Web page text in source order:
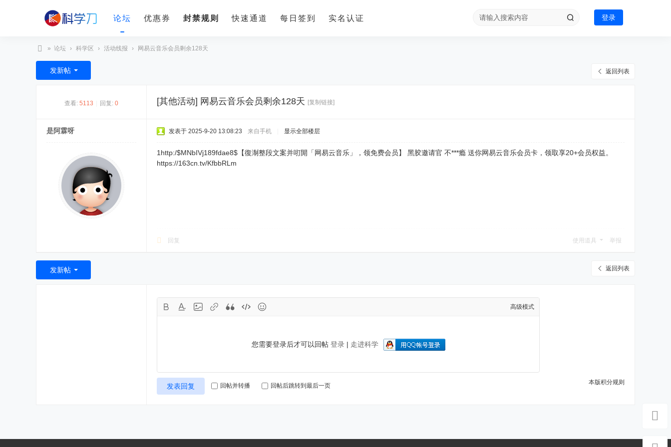
论坛 优惠券 封禁规则 快速通道 每日签到 实名认证 登录
科
学
» 论坛 › 科学区 › 活动线报 › 网易云音乐会员剩余128天
返回列表
发新帖
查看: 5113 回复: 0 [其他活动] 网易云音乐会员剩余128天 [复制链接]
是阿霖呀 发表于 2025-9-20 13:08:23 来自手机 显示全部楼层
1http:/$MNbIVj189fdae8$【復淛整段文案并咑閞「网易云音乐」，领免费会员】 黑胶邀请官 不***瘾 送你网易云音乐会员卡，领取享20+会员权益。
https://163cn.tv/KfbbRLm
回复 使用道具 举报
返回列表
发新帖
高级模式
您需要登录后才可以回帖 登录| 走进科学
本版积分规则
发表回复 回帖并转播 回帖后跳转到最后一页